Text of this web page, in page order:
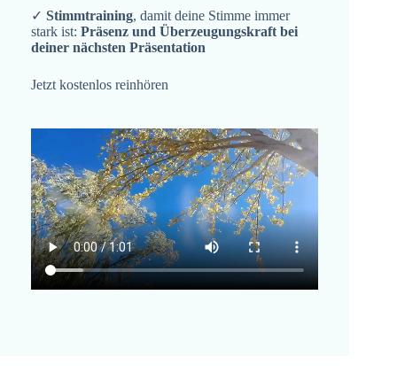
✓ Stimmtraining, damit deine Stimme immer
stark ist: Präsenz und Überzeugungskraft bei
deiner nächsten Präsentation
Jetzt kostenlos reinhören